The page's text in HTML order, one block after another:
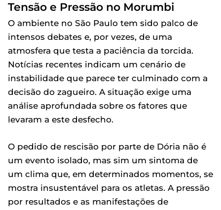
Tensão e Pressão no Morumbi
O ambiente no São Paulo tem sido palco de
intensos debates e, por vezes, de uma
atmosfera que testa a paciência da torcida.
Notícias recentes indicam um cenário de
instabilidade que parece ter culminado com a
decisão do zagueiro. A situação exige uma
análise aprofundada sobre os fatores que
levaram a este desfecho.
O pedido de rescisão por parte de Dória não é
um evento isolado, mas sim um sintoma de
um clima que, em determinados momentos, se
mostra insustentável para os atletas. A pressão
por resultados e as manifestações de